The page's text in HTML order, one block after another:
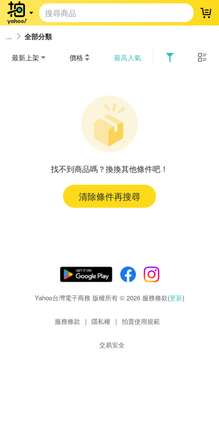
登
全部分類
最新上架 價格 最高人氣
找不到商品嗎？換換其他條件吧！
清除條件再搜尋
Yahoo台灣電子商務 版權所有 © 2026 服務條款(更新)
服務條款 | 隱私權 | 拍賣使用規範
交易安全